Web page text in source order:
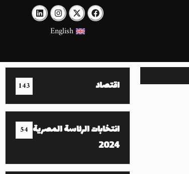
English
اقتصاد 143
انتخابات الرئاسة المصرية
2024
54